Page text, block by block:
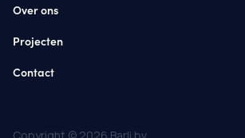
Over ons
Projecten
Contact